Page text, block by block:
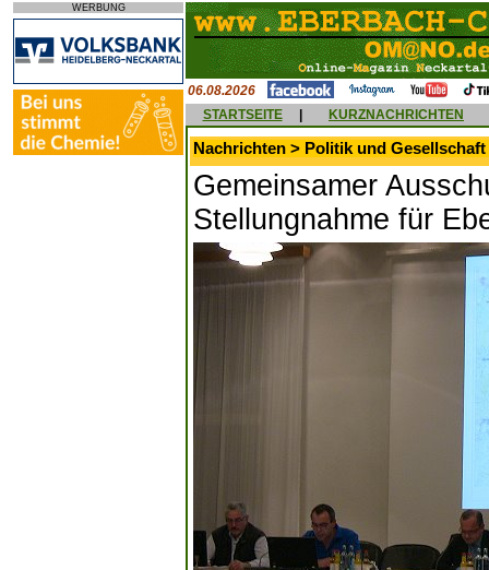
WERBUNG
06.08.2026
STARTSEITE
KURZNACHRICHTEN
Nachrichten > Politik und Gesellschaft
Gemeinsamer
Stellungnahme für